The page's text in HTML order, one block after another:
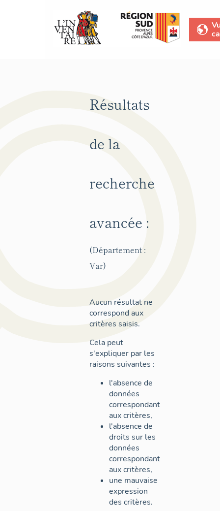
Résultats
de la
recherche
avancée :
(Département :
Var)
Aucun résultat ne
correspond aux
critères saisis.
Cela peut
s'expliquer par les
raisons suivantes :
l'absence de
données
correspondant
aux critères,
l'absence de
droits sur les
données
correspondant
aux critères,
une mauvaise
expression
des critères.